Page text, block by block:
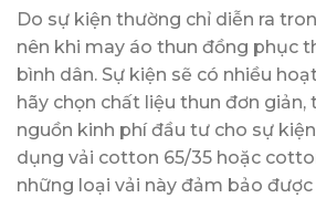
Do sự kiện thường chỉ diễn ra
nên khi may áo thun đồng phục
bình dân. Sự kiện sẽ có nhiều
hãy chọn chất liệu thun đơn giản,
nguồn kinh phí đầu tư cho sự
dụng vải cotton 65/35 hoặc
những loại vải này đảm bảo